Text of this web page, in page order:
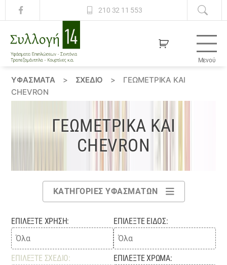
210 32 11 553
14
Μενού
ΥΦΆΣΜΑΤΑ > ΣΧΕΔΙΟ >
ΓΕΩΜΕΤΡΙΚΆ ΚΑΙ
CHEVRON
ΓΕΩΜΕΤΡΙΚΆ ΚΑΙ
CHEVRON
ΚΑΤΗΓΟΡΊΕΣ ΥΦΑΣΜΆΤΩΝ
ΕΠΙΛΈΞΤΕ ΧΡΉΣΗ: ΕΠΙΛΈΞΤΕ ΕΊΔΟΣ:
ΕΠΙΛΈΞΤΕ ΣΧΈΔΙΟ: ΕΠΙΛΈΞΤΕ ΧΡΏΜΑ: